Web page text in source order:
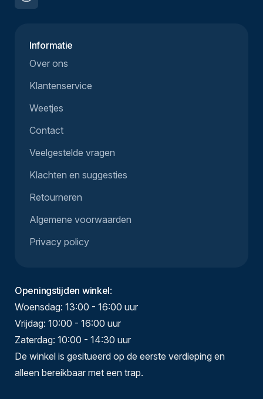
Informatie
Over ons
Klantenservice
Weetjes
Contact
Veelgestelde vragen
Klachten en suggesties
Retourneren
Algemene voorwaarden
Privacy policy
Openingstijden winkel:
Woensdag: 13:00 - 16:00 uur
Vrijdag: 10:00 - 16:00 uur
Zaterdag: 10:00 - 14:30 uur
De winkel is gesitueerd op de eerste verdieping en
alleen bereikbaar met een trap.